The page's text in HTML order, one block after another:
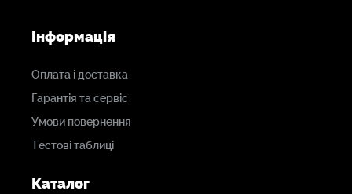
Інформація
Оплата і доставка
Гарантія та сервіс
Умови повернення
Тестові таблиці
Каталог